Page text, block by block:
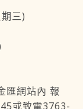
三)
匯網站內 報
或致電3763-